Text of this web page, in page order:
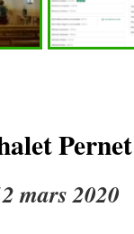
Pernet
mars 2020